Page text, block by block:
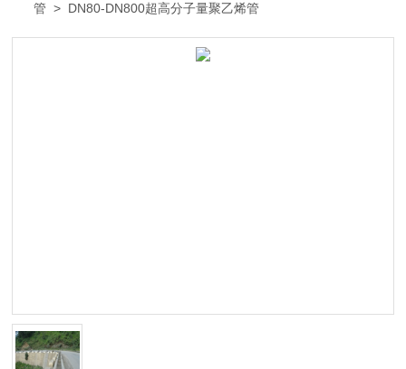
管 > DN80-DN800超高分子量聚乙烯管